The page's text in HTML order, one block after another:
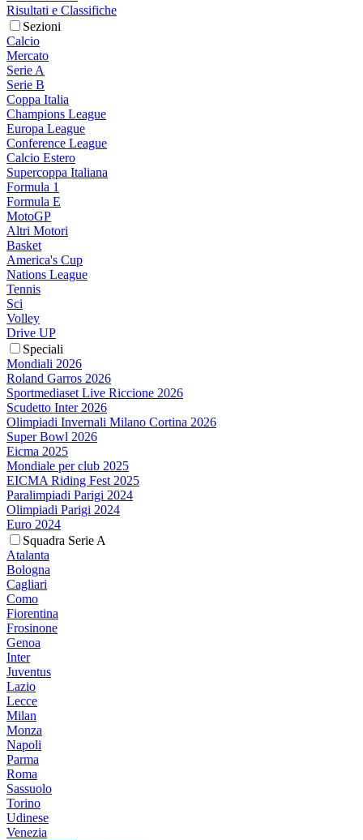
Risultati e Classifiche
Sezioni
Calcio
Mercato
Serie A
Serie B
Coppa Italia
Champions League
Europa League
Conference League
Calcio Estero
Supercoppa Italiana
Formula 1
Formula E
MotoGP
Altri Motori
Basket
America's Cup
Nations League
Tennis
Sci
Volley
Drive UP
Speciali
Mondiali 2026
Roland Garros 2026
Sportmediaset Live Riccione 2026
Scudetto Inter 2026
Olimpiadi Invernali Milano Cortina 2026
Super Bowl 2026
Eicma 2025
Mondiale per club 2025
EICMA Riding Fest 2025
Paralimpiadi Parigi 2024
Olimpiadi Parigi 2024
Euro 2024
Squadra Serie A
Atalanta
Bologna
Cagliari
Como
Fiorentina
Frosinone
Genoa
Inter
Juventus
Lazio
Lecce
Milan
Monza
Napoli
Parma
Roma
Sassuolo
Torino
Udinese
Venezia